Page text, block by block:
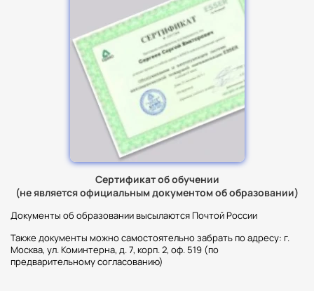
Сертификат об обучении
(не является официальным документом об образовании)
Документы об образовании высылаются Почтой России
Также документы можно самостоятельно забрать по адресу: г.
Москва, ул. Коминтерна, д. 7, корп. 2, оф. 519 (по
предварительному согласованию)